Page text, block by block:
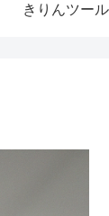
きりんツール